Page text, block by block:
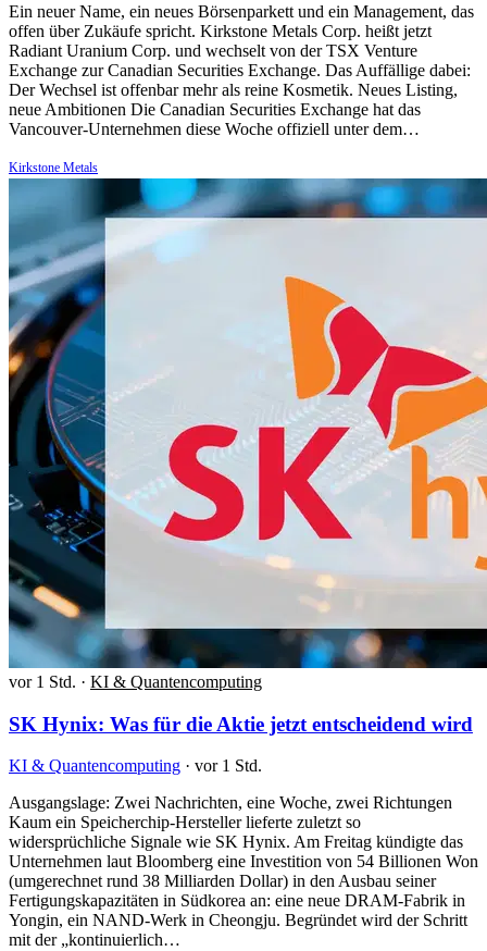
Ein neuer Name, ein neues Börsenparkett und ein Management, das
offen über Zukäufe spricht. Kirkstone Metals Corp. heißt jetzt
Radiant Uranium Corp. und wechselt von der TSX Venture
Exchange zur Canadian Securities Exchange. Das Auffällige dabei:
Der Wechsel ist offenbar mehr als reine Kosmetik. Neues Listing,
neue Ambitionen Die Canadian Securities Exchange hat das
Vancouver-Unternehmen diese Woche offiziell unter dem…
Kirkstone Metals
vor 1 Std. · KI & Quantencomputing
SK Hynix: Was für die Aktie jetzt entscheidend wird
KI & Quantencomputing · vor 1 Std.
Ausgangslage: Zwei Nachrichten, eine Woche, zwei Richtungen
Kaum ein Speicherchip-Hersteller lieferte zuletzt so
widersprüchliche Signale wie SK Hynix. Am Freitag kündigte das
Unternehmen laut Bloomberg eine Investition von 54 Billionen Won
(umgerechnet rund 38 Milliarden Dollar) in den Ausbau seiner
Fertigungskapazitäten in Südkorea an: eine neue DRAM-Fabrik in
Yongin, ein NAND-Werk in Cheongju. Begründet wird der Schritt
mit der „kontinuierlich…